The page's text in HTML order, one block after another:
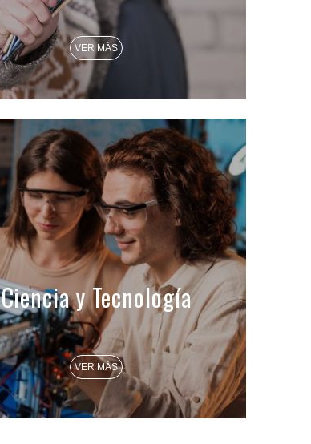
VER MÁS
Ciencia y Tecnología
VER MÁS